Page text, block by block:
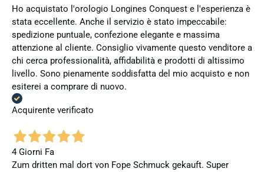
Ho acquistato l'orologio Longines Conquest e l'esperienza è
stata eccellente. Anche il servizio è stato impeccabile:
spedizione puntuale, confezione elegante e massima
attenzione al cliente. Consiglio vivamente questo venditore a
chi cerca professionalità, affidabilità e prodotti di altissimo
livello. Sono pienamente soddisfatta del mio acquisto e non
esiterei a comprare di nuovo.
Acquirente verificato
4 Giorni Fa
Zum dritten mal dort von Fope Schmuck gekauft. Super